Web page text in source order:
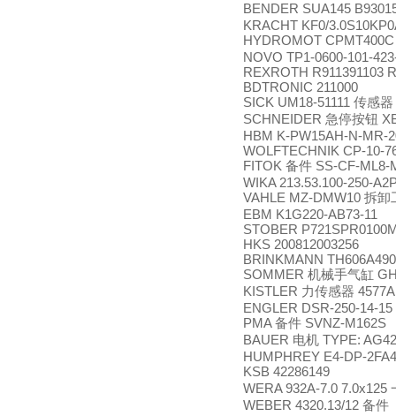
BENDER SUA145
KRACHT KF0/
HYDROMOT
NOVO TP1-0600-101-
REXROTH R911391103
BDTRONIC 211000
SICK UM18-51111 传感器
SCHNEIDER 急停按钮
HBM K-PW15AH-N-
WOLFTECHNIK CP-10-
FITOK 备件 SS-CF-ML8-
WIKA 213.53.100-250-
VAHLE MZ-DMW10 拆卸
EBM K1G220-AB73-11
STOBER
HKS 200812003256
BRINKMANN
SOMMER 机械手气缸
KISTLER 力传感器
ENGLER DSR-250-14-15
PMA备件 SVNZ-M162S
BAUER 电机 TYPE:
HUMPHREY E4-DP-2FA4
KSB 42286149
WERA 932A-7.0 7.0x125
WEBER 4320.13/12 备件